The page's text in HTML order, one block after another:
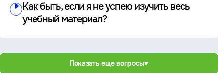
Как быть, если я не успею изучить весь
учебный материал?
Показать еще вопросы